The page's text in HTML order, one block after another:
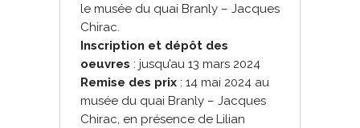
le musée du quai Branly – Jacques
Chirac.
Inscription et dépôt des
oeuvres : jusqu’au 13 mars 2024
Remise des prix : 14 mai 2024 au
musée du quai Branly – Jacques
Chirac, en présence de Lilian